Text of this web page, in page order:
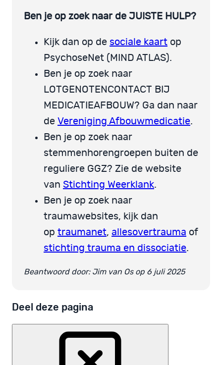
Ben je op zoek naar de JUISTE HULP?
Kijk dan op de sociale kaart op
PsychoseNet (MIND ATLAS).
Ben je op zoek naar
LOTGENOTENCONTACT BIJ
MEDICATIEAFBOUW? Ga dan naar
de Vereniging Afbouwmedicatie.
Ben je op zoek naar
stemmenhorengroepen buiten de
reguliere GGZ? Zie de website
van Stichting Weerklank.
Ben je op zoek naar
traumawebsites, kijk dan
op traumanet, allesovertrauma of
stichting trauma en dissociatie.
Beantwoord door: Jim van Os op 6 juli 2025
Deel deze pagina